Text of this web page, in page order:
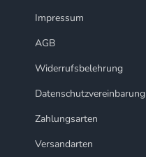
Impressum
AGB
Widerrufsbelehrung
Datenschutzvereinbarung
Zahlungsarten
Versandarten